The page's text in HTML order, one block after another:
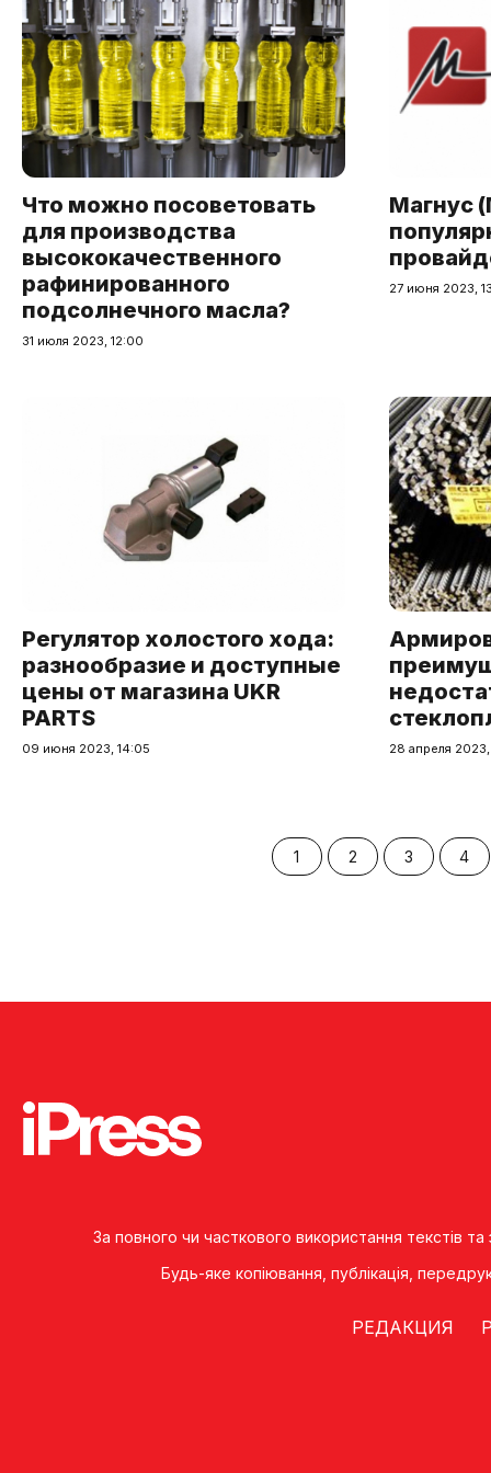
Что можно посоветовать
для производства
высококачественного
рафинированного
подсолнечного масла?
31 июля 2023, 12:00
Магнус
27 июня 2023,
Регулятор холостого хода:
разнообразие и доступные
цены от магазина UKR
PARTS
09 июня 2023, 14:05 28 апреля 2023,
1 2 3 4
За повного чи часткового використання текстів
Будь-яке копiювання, публiкацiя,
РЕДАКЦИЯ